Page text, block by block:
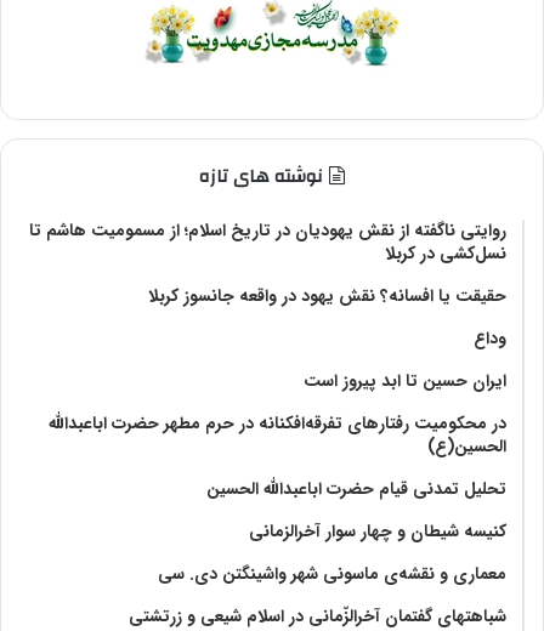
نوشته های تازه
روایتی ناگفته از نقش یهودیان در تاریخ اسلام؛ از مسمومیت هاشم تا
نسل‌کشی در کربلا
حقیقت یا افسانه؟‌ نقش یهود در واقعه جانسوز کربلا
وداع
ایران حسین تا ابد پیروز است
در محکومیت رفتارهای تفرقه‌افکنانه در حرم مطهر حضرت اباعبدالله
الحسین(ع)
تحلیل تمدنی قیام حضرت اباعبدالله الحسین
کنیسه شیطان و چهار سوار آخرالزمانی
معماری و نقشه‌ی ماسونی شهر واشينگتن دی. سی
شباهتهای گفتمان آخر‌الزّمانی در اسلام شیعی و زرتشتی